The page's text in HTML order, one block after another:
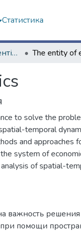
Статистика
Наукові роботи студентів та аспірантів. Факультет іноземних мов
to solve the
temporal
and approaches
system of
of spatial-
важность
помощи